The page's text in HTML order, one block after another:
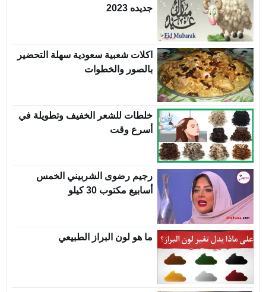
جديده 2023
اكلات شعبية سعودية سهلة التحضير
بالصور والخطوات
خلطات للشعر الخفيف وتطويلة في
أسرع وقت
رجيم رضوى الشربيني الخمس
أسابيع مكتوب 30 كيلو
ما هو لون البراز الطبيعي